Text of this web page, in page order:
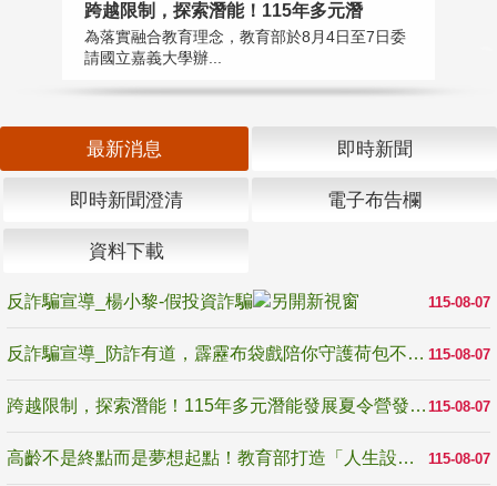
跨越限制，探索潛能！115年多元潛
為落實融合教育理念，教育部於8月4日至7日委
請國立嘉義大學辦...
最新消息 即時新聞
即時新聞澄清 電子布告欄
資料下載
115-08-07
反詐騙宣導_楊小黎-假投資詐騙
115-08-07
反詐騙宣導_防詐有道，霹靂布袋戲陪你守護荷包不受騙
115-08-07
跨越限制，探索潛能！115年多元潛能發展夏令營發掘生命無限可能
115-08-07
高齡不是終點而是夢想起點！教育部打造「人生設計夢工場」 參展第3屆高齡健康產業博覽會